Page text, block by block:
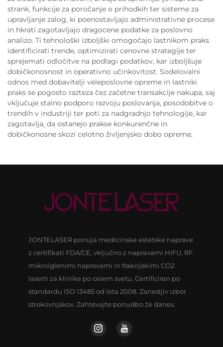
strank, funkcije za poročanje o prihodkih ter sisteme za
upravljanje zalog, ki poenostavljajo administrativne procese
in hkrati zagotavljajo dragocene podatke za poslovno
analizo. Ti tehnološki izboljški omogočajo lastnikom praks
identificirati trende, optimizirati cenovne strategije ter
sprejemati odločitve na podlagi podatkov, kar izboljšuje
dobičkonosnost in operativno učinkovitost. Sodelovalni
odnos med dobavitelji veleposlovne opreme in lastniki
praks se pogosto razteza čez začetne transakcije nakupa, saj
vključuje stalno podporo razvoju poslovanja, posodobitve o
trendih v industriji ter poti za nadgradnjo tehnologije, kar
zagotavlja, da ostanejo prakse konkurenčne in
dobičkonosne skozi celotno življenjsko dobo opreme.
JONTELASER ponuja medicinske estetske naprave
z certifikati FDA/CE, vključno z napravami HIFU, RF
mikroiglenimi napravami in frakcijskimi CO2
laserti za klinike po celem svetu. Certificiran po
standardu ISO 13485 od leta 2008. Zanesljiv izbor
strokovnjakov. Zahtevajte ponudbo že danes.